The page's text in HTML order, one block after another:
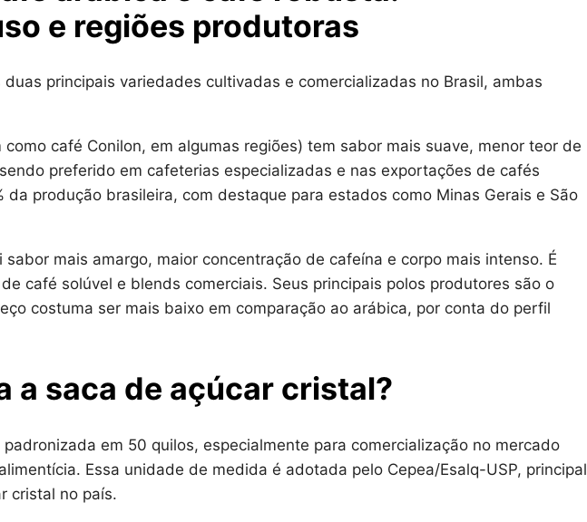
e regiões produtoras
principais variedades cultivadas e comercializadas no Brasil, ambas
café Conilon, em algumas regiões) tem sabor mais suave, menor teor de
preferido em cafeterias especializadas e nas exportações de cafés
da produção brasileira, com destaque para estados como Minas Gerais e São
mais amargo, maior concentração de cafeína e corpo mais intenso. É
café solúvel e blends comerciais. Seus principais polos produtores são o
costuma ser mais baixo em comparação ao arábica, por conta do perfil
a saca de açúcar cristal?
em 50 quilos, especialmente para comercialização no mercado
Essa unidade de medida é adotada pelo Cepea/Esalq-USP, principal
cristal no país.